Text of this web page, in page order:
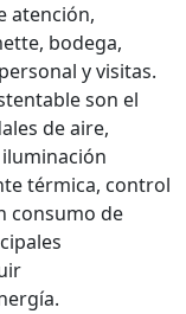
atención,
bodega,
y visitas.
son el
de aire,
térmica, control
consumo de